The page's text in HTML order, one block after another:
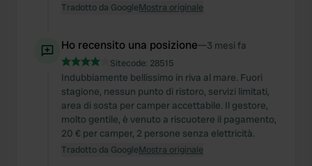
Tradotto da GoogleMostra originale
Ho recensito una posizione—3 mesi fa
Sitecode: 28515
Indubbiamente bellissimo in riva al mare. Fuori
stagione, nessun punto di ristoro, servizi limitati,
area di sosta per camper accettabile. Il gestore,
molto gentile, è venuto a riscuotere il pagamento,
20 € per camper, 2 persone senza elettricità.
Tradotto da GoogleMostra originale